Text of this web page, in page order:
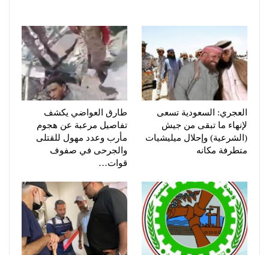
العجري: السعودية تسعى
لإنهاء ما تبقى من جيش
(الشرعية) وإحلال ميليشيات
متطرفة مكانه
طارق العواضي يكشف
تفاصيل مرعبة عن هجوم
مأرب وعدد مهول للقتلى
والجرحى في صفوف
قوات…